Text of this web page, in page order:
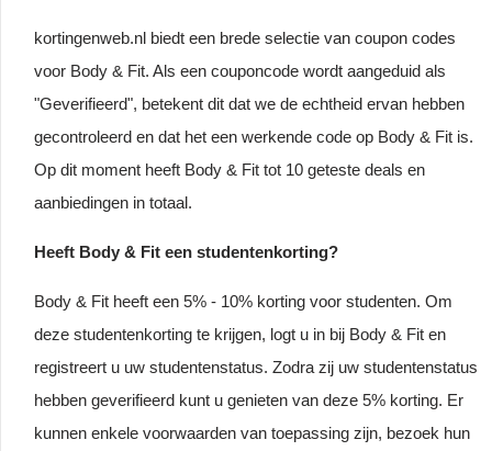
kortingenweb.nl biedt een brede selectie van coupon codes
voor Body & Fit. Als een couponcode wordt aangeduid als
"Geverifieerd", betekent dit dat we de echtheid ervan hebben
gecontroleerd en dat het een werkende code op Body & Fit is.
Op dit moment heeft Body & Fit tot 10 geteste deals en
aanbiedingen in totaal.
Heeft Body & Fit een studentenkorting?
Body & Fit heeft een 5% - 10% korting voor studenten. Om
deze studentenkorting te krijgen, logt u in bij Body & Fit en
registreert u uw studentenstatus. Zodra zij uw studentenstatus
hebben geverifieerd kunt u genieten van deze 5% korting. Er
kunnen enkele voorwaarden van toepassing zijn, bezoek hun